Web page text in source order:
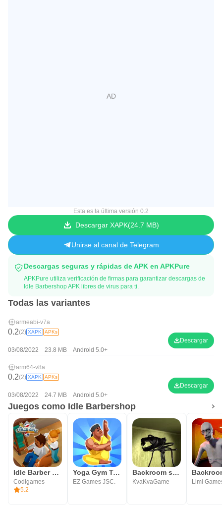
Esta es la última versión 0.2
Descargar XAPK 24.7 MB
Unirse al canal de Telegram
Descargas seguras y rápidas de APK en APKPure
APKPure utiliza verificación de firmas para garantizar descargas de
Idle Barbershop APK libres de virus para ti.
Todas las variantes
armeabi-v7a
0.2(2) XAPK APKs
03/08/2022 23.8 MB Android 5.0+
Descargar
arm64-v8a
0.2(2) XAPK APKs
03/08/2022 24.7 MB Android 5.0+
Descargar
Juegos como Idle Barbershop
Idle Barber Shop Tycoon - Jueg
Codigames
5.2
Yoga Gym Tycoon: Idle Game
EZ Games JSC.
Backroom survival
KvaKvaGame Limi